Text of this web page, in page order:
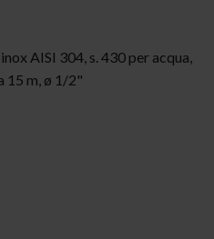
AISI 304, s. 430 per acqua,
15 m, ø 1/2"